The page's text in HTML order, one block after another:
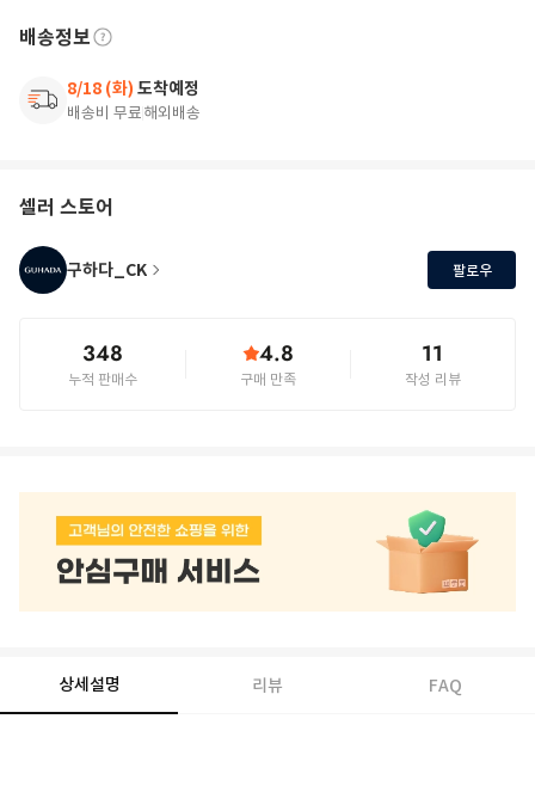
배송정보
8/18 (화) 도착예정
배송비 무료해외배송
셀러 스토어
구하다_CK 팔로우
348
누적 판매수
4.8
구매 만족
11
작성 리뷰
상세설명 리뷰 FAQ